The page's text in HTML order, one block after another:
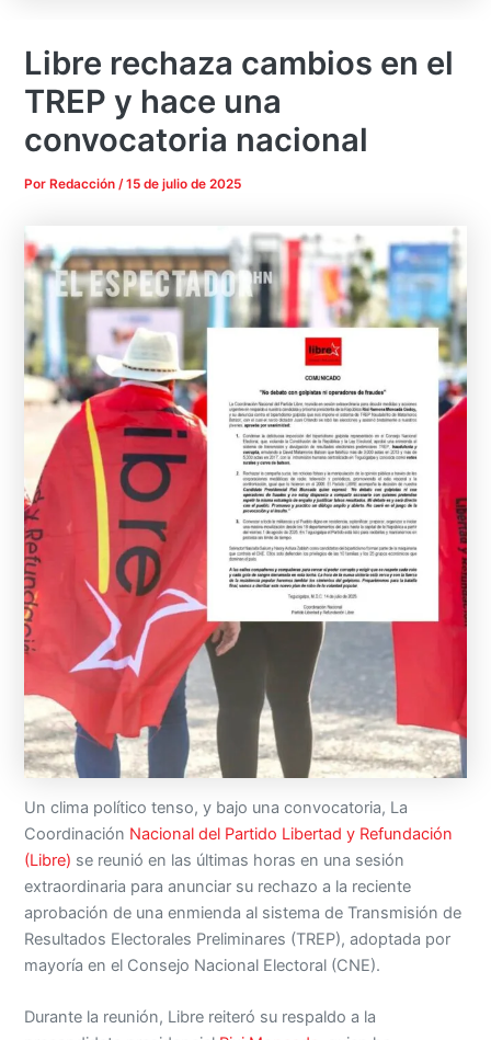
Libre rechaza cambios en el
TREP y hace una
convocatoria nacional
Por Redacción/15 de julio de 2025
Un clima político tenso, y bajo una convocatoria, La
Coordinación Nacional del Partido Libertad y Refundación
(Libre) se reunió en las últimas horas en una sesión
extraordinaria para anunciar su rechazo a la reciente
aprobación de una enmienda al sistema de Transmisión de
Resultados Electorales Preliminares (TREP), adoptada por
mayoría en el Consejo Nacional Electoral (CNE).
Durante la reunión, Libre reiteró su respaldo a la